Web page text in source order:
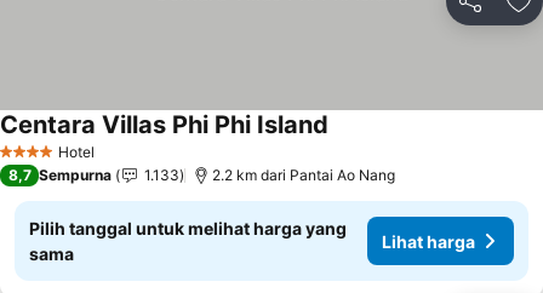
Bagikan
4 BintangHotel
Centara Villas Phi Phi Island
8,7 Sempurna 1.133 2.2 km dari Pantai Ao Nang
Pilih tanggal untuk melihat harga yang
sama
Lihat harga